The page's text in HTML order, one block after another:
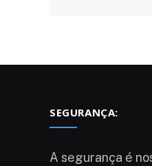
SEGURANÇA:
A segurança é